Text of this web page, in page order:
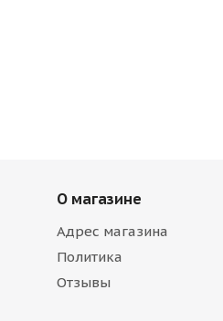
О магазине
Адрес магазина
Политика
Отзывы